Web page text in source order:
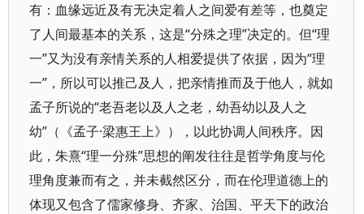
有：血缘远近及有无决定着人之间爱有差等，也奠定
了人间最基本的关系，这是“分殊之理”决定的。但“理
一”又为没有亲情关系的人相爱提供了依据，因为“理
一”，所以可以推己及人，把亲情推而及于他人，就如
孟子所说的“老吾老以及人之老，幼吾幼以及人之
幼”（《孟子·梁惠王上》），以此协调人间秩序。因
此，朱熹“理一分殊”思想的阐发往往是哲学角度与伦
理角度兼而有之，并未截然区分，而在伦理道德上的
体现又包含了儒家修身、齐家、治国、平天下的政治